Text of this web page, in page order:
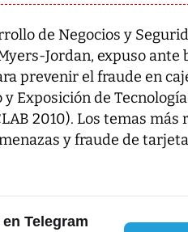
de Negocios y
Jordan, expuso ante
prevenir el fraude en
Exposición de
2010). Los temas más
y fraude de
Telegram